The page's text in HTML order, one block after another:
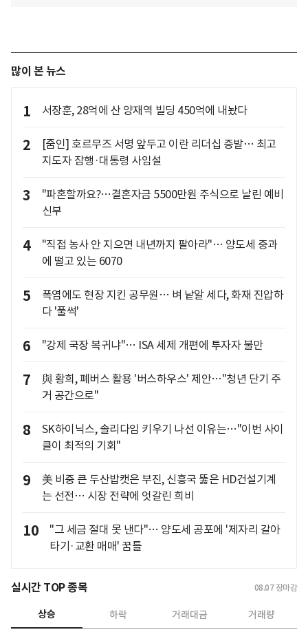
많이 본 뉴스
1 서장훈, 28억에 산 양재역 빌딩 450억에 내놨다
2
[줌인] 호르무즈 서명 앞두고 이란 리더십 증발… 최고
지도자 잠행·대통령 사임설
3
"파혼할까요?…결혼자금 5500만원 주식으로 날린 예비
신부
4
"직접 농사 안 지으면 내년까지 팔아라"… 양도세 중과
에 떨고 있는 6070
5
폭염에도 현장 지킨 공무원… 벼 낱알 세다, 화재 진압하
다 '풀썩'
6 "강제 국장 복귀냐"… ISA 세제 개편에 투자자 불만
7
與 황희, 폐버스 활용 '버스하우스' 제안…"청년 단기 주
거 공간으로"
8
SK하이닉스, 솔리다임 키우기 나선 이유는…"이번 사이
클이 최적의 기회"
9
美 비중 큰 두산밥캣은 부진, 신흥국 뚫은 HD건설기계
는 선전… 시장 전략에 엇갈린 희비
10
"그 세금 절대 못 낸다"… 양도세 공포에 '제자리 갈아
타기·교환 매매' 꿈틀
실시간 TOP 종목 08.07 장마감
상승 하락 거래대금 거래량